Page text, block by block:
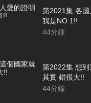
第2021集 各
我是NO.1!!
44分鐘
第2022集 想
其實 錯很大!!
44分鐘